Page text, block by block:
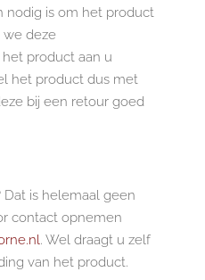
nodig is om het product
deze
product aan u
het product dus met
bij een retour goed
is helemaal geen
contact opnemen
. Wel draagt u zelf
van het product.